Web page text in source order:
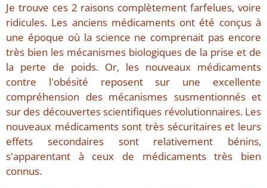
Je trouve ces 2 raisons complètement farfelues, voire
ridicules. Les anciens médicaments ont été conçus à
une époque où la science ne comprenait pas encore
très bien les mécanismes biologiques de la prise et de
la perte de poids. Or, les nouveaux médicaments
contre l'obésité reposent sur une excellente
compréhension des mécanismes susmentionnés et
sur des découvertes scientifiques révolutionnaires. Les
nouveaux médicaments sont très sécuritaires et leurs
effets secondaires sont relativement bénins,
s'apparentant à ceux de médicaments très bien
connus.